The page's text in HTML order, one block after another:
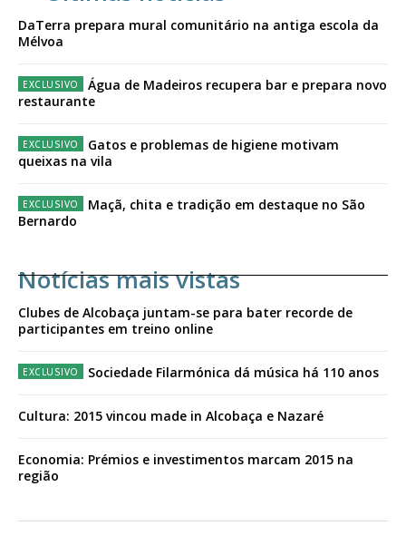
DaTerra prepara mural comunitário na antiga escola da
Mélvoa
Água de Madeiros recupera bar e prepara novo
restaurante
Gatos e problemas de higiene motivam
queixas na vila
Maçã, chita e tradição em destaque no São
Bernardo
Notícias mais vistas
Clubes de Alcobaça juntam-se para bater recorde de
participantes em treino online
Sociedade Filarmónica dá música há 110 anos
Cultura: 2015 vincou made in Alcobaça e Nazaré
Economia: Prémios e investimentos marcam 2015 na
região